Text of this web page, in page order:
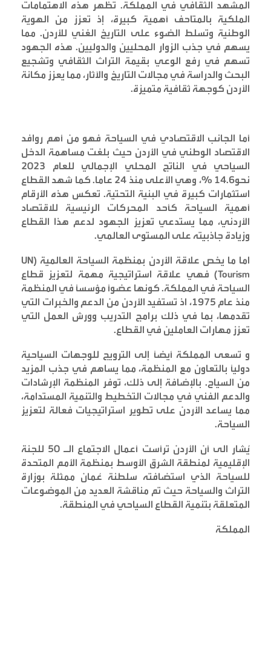
المشهد الثقافي في المملكة. تظهر هذه الاهتمامات
الملكية بالمتاحف أهمية كبيرة، إذ تعزز من الهوية
الوطنية وتسلط الضوء على التاريخ الغني للأردن. مما
يسهم في جذب الزوار المحليين والدوليين. هذه الجهود
تسهم في رفع الوعي بقيمة التراث الثقافي وتشجيع
البحث والدراسة في مجالات التاريخ والآثار، مما يعزز مكانة
الأردن كوجهة ثقافية متميزة.
أما الجانب الاقتصادي في السياحة فهو من أهم روافد
الاقتصاد الوطني في الأردن حيث بلغت مساهمة الدخل
السياحي في الناتج المحلي الإجمالي للعام 2023
نحو14.6 %، وهي الأعلى منذ 24 عاما. كما شهد القطاع
استثمارات كبيرة في البنية التحتية. تعكس هذه الأرقام
أهمية السياحة كأحد المحركات الرئيسية للاقتصاد
الأردني، مما يستدعي تعزيز الجهود لدعم هذا القطاع
وزيادة جاذبيته على المستوى العالمي.
اما ما يخص علاقة الأردن بمنظمة السياحة العالمية (UN
Tourism)
فهي علاقة استراتيجية مهمة لتعزيز قطاع
السياحة في المملكة. كونها عضوًا مؤسسًا في المنظمة
منذ عام 1975، اذ تستفيد الأردن من الدعم والخبرات التي
تقدمها، بما في ذلك برامج التدريب وورش العمل التي
تعزز مهارات العاملين في القطاع.
و تسعى المملكة أيضًا إلى الترويج للوجهات السياحية
دوليًا بالتعاون مع المنظمة، مما يساهم في جذب المزيد
من السياح. بالإضافة إلى ذلك، توفر المنظمة الإرشادات
والدعم الفني في مجالات التخطيط والتنمية المستدامة،
مما يساعد الأردن على تطوير استراتيجيات فعالة لتعزيز
السياحة.
يُشار الى أن الأردن ترأست أعمال الاجتماع الـ 50 للجنة
الإقليمية لمنطقة الشرق الأوسط بمنظمة الأمم المتحدة
للسياحة الذي استضافته سلطنة عُمان ممثلة بوزارة
التراث والسياحة حيث تم مناقشة العديد من الموضوعات
المتعلقة بتنمية القطاع السياحي في المنطقة.
المملكة